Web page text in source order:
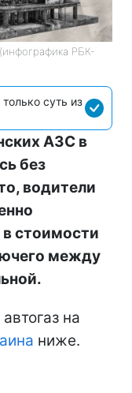
РБК-
суть из
АЗС в
без
водители
стоимости
между
на
ниже.